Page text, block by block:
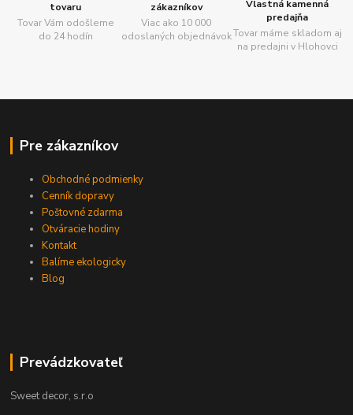
tovaru
Tovar Vám odošleme
do 24 hodín
zákazníkov
Viac ako 10 000
odoslaných objednávok
Vlastná kamenná
predajňa
Tovar máme skladom aj
na predajni v Hlohovci
Pre zákazníkov
Obchodné podmienky
Cenník dopravy
Poštovné zdarma
Otváracie hodiny
Kontakt
Balíme ekologicky
Blog
Prevádzkovateľ
Sweet decor, s.r.o